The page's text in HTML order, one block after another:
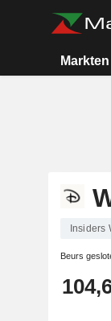
Markten
Insiders
Beurs